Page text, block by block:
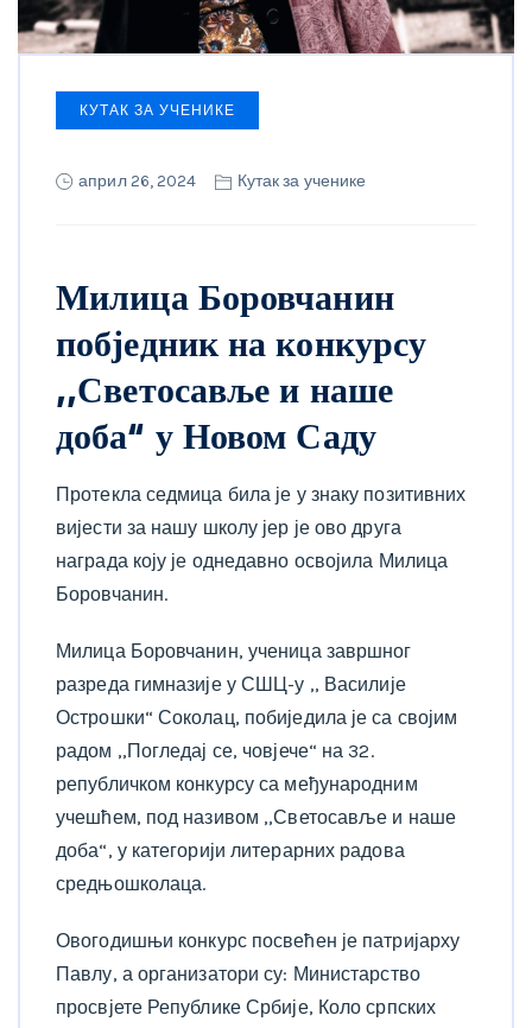
КУТАК ЗА УЧЕНИКЕ
април 26, 2024 Кутак за ученике
Милица Боровчанин
побједник на конкурсу
,,Светосавље и наше
доба“ у Новом Саду
Протекла седмица била је у знаку позитивних
вијести за нашу школу јер је ово друга
награда коју је однедавно освојила Милица
Боровчанин.
Милица Боровчанин, ученица завршног
разреда гимназије у СШЦ-у ,, Василије
Острошки“ Соколац, побиједила је са својим
радом ,,Погледај се, човјече“ на 32.
републичком конкурсу са међународним
учешћем, под називом ,,Светосавље и наше
доба“, у категорији литерарних радова
средњошколаца.
Овогодишњи конкурс посвећен је патријарху
Павлу, а организатори су: Министарство
просвјете Републике Србије, Коло српских